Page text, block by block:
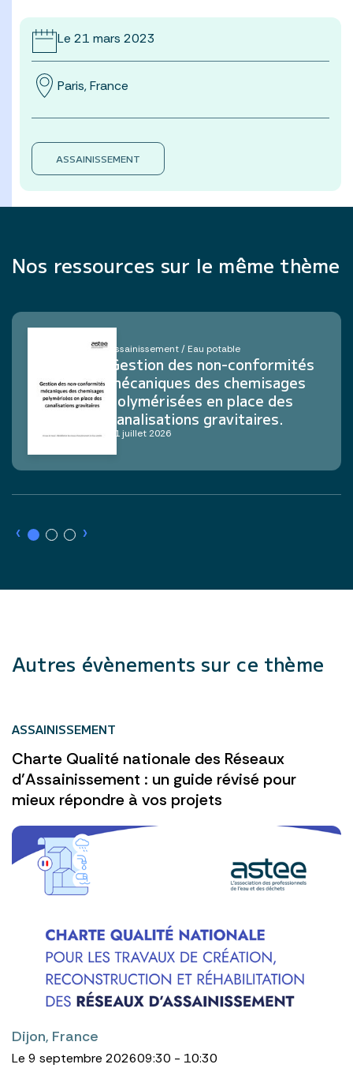
Le 21 mars 2023
Paris, France
ASSAINISSEMENT
Nos ressources sur le même thème
Assainissement / Eau potable
Gestion des non-conformités
mécaniques des chemisages
polymérisées en place des
canalisations gravitaires.
21 juillet 2026
› ›
Autres évènements sur ce thème
ASSAINISSEMENT
Charte Qualité nationale des Réseaux
d’Assainissement : un guide révisé pour
mieux répondre à vos projets
Dijon, France
Le 9 septembre 202609:30 - 10:30